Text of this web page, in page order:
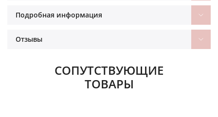
Подробная информация
Отзывы
СОПУТСТВУЮЩИЕ
ТОВАРЫ